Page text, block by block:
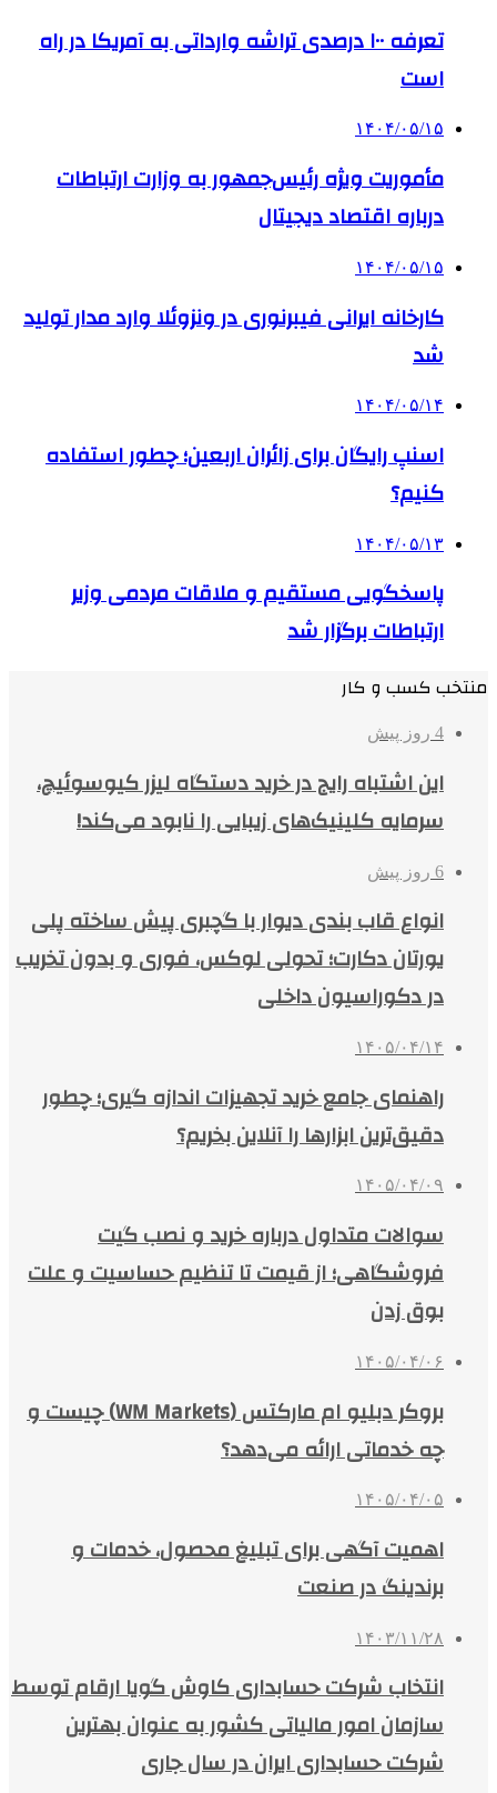
تعرفه ۱۰۰ درصدی تراشه وارداتی به آمریکا در راه
است
۱۴۰۴/۰۵/۱۵
مأموریت ویژه رئیس‌جمهور به وزارت ارتباطات
درباره اقتصاد دیجیتال
۱۴۰۴/۰۵/۱۵
کارخانه ایرانی فیبرنوری در ونزوئلا وارد مدار تولید
شد
۱۴۰۴/۰۵/۱۴
اسنپ رایگان برای زائران اربعین؛ چطور استفاده
کنیم؟
۱۴۰۴/۰۵/۱۳
پاسخگویی مستقیم و ملاقات مردمی وزیر
ارتباطات برگزار شد
منتخب کسب و کار
4 روز پیش
این اشتباه رایج در خرید دستگاه لیزر کیوسوئیچ،
سرمایه کلینیک‌های زیبایی را نابود می‌کند!
6 روز پیش
انواع قاب بندی دیوار با گچبری پیش ساخته پلی
یورتان دکارت؛ تحولی لوکس، فوری و بدون تخریب
در دکوراسیون داخلی
۱۴۰۵/۰۴/۱۴
راهنمای جامع خرید تجهیزات اندازه گیری؛ چطور
دقیق‌ترین ابزارها را آنلاین بخریم؟
۱۴۰۵/۰۴/۰۹
سوالات متداول درباره خرید و نصب گیت
فروشگاهی؛ از قیمت تا تنظیم حساسیت و علت
بوق زدن
۱۴۰۵/۰۴/۰۶
بروکر دبلیو ام مارکتس (WM Markets) چیست و
چه خدماتی ارائه می‌دهد؟
۱۴۰۵/۰۴/۰۵
اهمیت آگهی برای تبلیغ محصول، خدمات و
برندینگ در صنعت
۱۴۰۳/۱۱/۲۸
انتخاب شرکت حسابداری کاوش گویا ارقام توسط
سازمان امور مالیاتی کشور به عنوان بهترین
شرکت حسابداری ایران در سال جاری